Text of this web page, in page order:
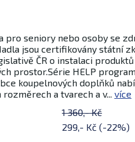
pro seniory nebo osoby se
jsou certifikovány státní
ČR o instalaci produktů
prostor.Série HELP
koupelnových doplňků
a tvarech a v... více
1 360,- Kč
299,- Kč (-22%)